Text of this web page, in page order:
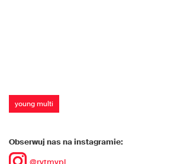
young multi
Obserwuj nas na instagramie: